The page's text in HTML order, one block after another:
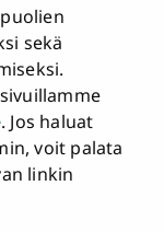
sekä
. Jos haluat
voit palata
linkin